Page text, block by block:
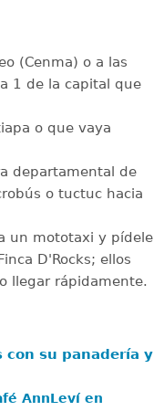
(Cenma) o a las
1 de la capital que
o que vaya
departamental de
o tuctuc hacia
un mototaxi y pídele
D'Rocks; ellos
llegar rápidamente.
con su panadería y
AnnLeví en